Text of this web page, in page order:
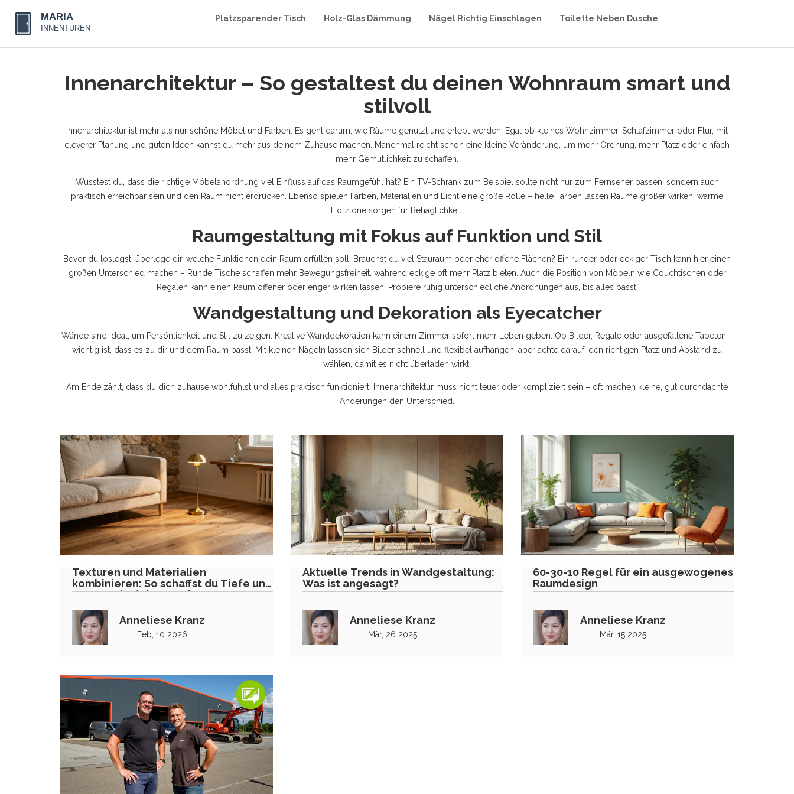
Platzsparender Tisch Holz-Glas Dämmung Nägel Richtig Einschlagen Toilette Neben Dusche
Innenarchitektur – So gestaltest du deinen Wohnraum smart und
stilvoll
Innenarchitektur ist mehr als nur schöne Möbel und Farben. Es geht darum, wie Räume genutzt und erlebt werden. Egal ob kleines Wohnzimmer, Schlafzimmer oder Flur, mit
cleverer Planung und guten Ideen kannst du mehr aus deinem Zuhause machen. Manchmal reicht schon eine kleine Veränderung, um mehr Ordnung, mehr Platz oder einfach
mehr Gemütlichkeit zu schaffen.
Wusstest du, dass die richtige Möbelanordnung viel Einfluss auf das Raumgefühl hat? Ein TV-Schrank zum Beispiel sollte nicht nur zum Fernseher passen, sondern auch
praktisch erreichbar sein und den Raum nicht erdrücken. Ebenso spielen Farben, Materialien und Licht eine große Rolle – helle Farben lassen Räume größer wirken, warme
Holztöne sorgen für Behaglichkeit.
Raumgestaltung mit Fokus auf Funktion und Stil
Bevor du loslegst, überlege dir, welche Funktionen dein Raum erfüllen soll. Brauchst du viel Stauraum oder eher offene Flächen? Ein runder oder eckiger Tisch kann hier einen
großen Unterschied machen – Runde Tische schaffen mehr Bewegungsfreiheit, während eckige oft mehr Platz bieten. Auch die Position von Möbeln wie Couchtischen oder
Regalen kann einen Raum offener oder enger wirken lassen. Probiere ruhig unterschiedliche Anordnungen aus, bis alles passt.
Wandgestaltung und Dekoration als Eyecatcher
Wände sind ideal, um Persönlichkeit und Stil zu zeigen. Kreative Wanddekoration kann einem Zimmer sofort mehr Leben geben. Ob Bilder, Regale oder ausgefallene Tapeten –
wichtig ist, dass es zu dir und dem Raum passt. Mit kleinen Nägeln lassen sich Bilder schnell und flexibel aufhängen, aber achte darauf, den richtigen Platz und Abstand zu
wählen, damit es nicht überladen wirkt.
Am Ende zählt, dass du dich zuhause wohlfühlst und alles praktisch funktioniert. Innenarchitektur muss nicht teuer oder kompliziert sein – oft machen kleine, gut durchdachte
Änderungen den Unterschied.
Texturen und Materialien
kombinieren: So schaffst du Tiefe und
Kontrast in deinem Zuhause
Anneliese Kranz
Feb, 10 2026
Aktuelle Trends in Wandgestaltung:
Was ist angesagt?
Anneliese Kranz
Mär, 26 2025
60-30-10 Regel für ein ausgewogenes
Raumdesign
Anneliese Kranz
Mär, 15 2025